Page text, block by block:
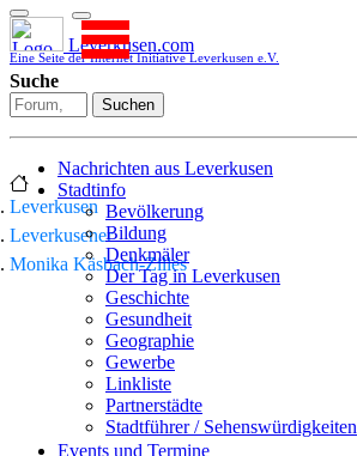
Leverkusen.com
Eine Seite der Internet Initiative Leverkusen e.V.
Suche
Suchen
Nachrichten aus Leverkusen
Stadtinfo
Bevölkerung
Bildung
Denkmäler
Der Tag in Leverkusen
Geschichte
Gesundheit
Geographie
Gewerbe
Linkliste
Partnerstädte
Stadtführer / Sehenswürdigkeiten
Stadtplan
Events und Termine
Leverkusen
Leverkusener
Monika Käsbach-Zilles